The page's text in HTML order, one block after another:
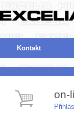
Kontakt
on-